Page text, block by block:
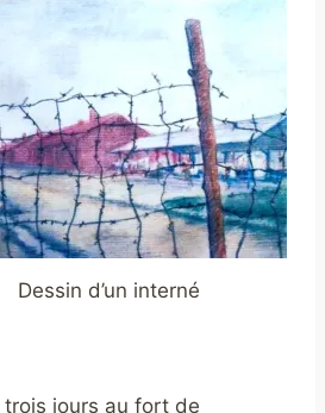
Dessin d’un interné
jours au fort de